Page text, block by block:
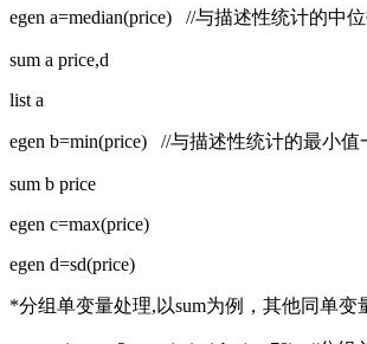
egen a=median(price) //与描述性统计的中
sum a price,d
list a
egen b=min(price) //与描述性统计的最小值
sum b price
egen c=max(price)
egen d=sd(price)
*分组单变量处理,以sum为例，其他同单变